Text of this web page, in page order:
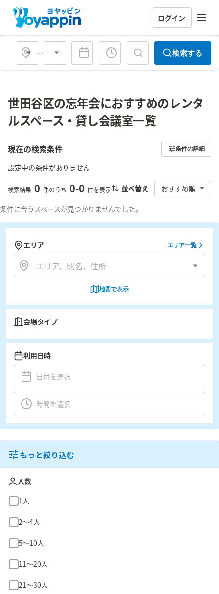
ログイン
会場タイプ 検索する
世田谷区の忘年会におすすめのレンタ
ルスペース・貸し会議室一覧
現在の検索条件 条件の詳細
設定中の条件がありません
検索結果 0 件のうち 0-0 件を表示 並べ替え おすすめ順
条件に合うスペースが見つかりませんでした。
エリア エリア一覧
地図で表示
会場タイプ
利用日時
もっと絞り込む
人数
1人
2〜4人
5〜10人
11〜20人
21〜30人